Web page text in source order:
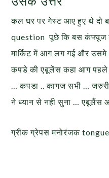
कल घर पर गेस्ट आए हुए थे दो
question पूछे कि बस कंफ्यूज
मार्किट में आग लग गई और
कपडे की एबूलेंस कहा आग पहले
… कपडा .. कागज सभी …
ने ध्यान से नही सुना … एबूलैंस
ग्रीक ग्रेपस मनोरंजक